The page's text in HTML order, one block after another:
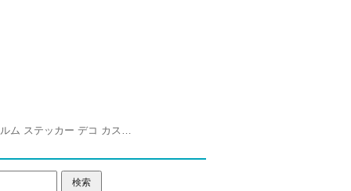
スイカ | Beats EP beatsep ヘッドフォン ヘッドホン 専用スキンシール ビーツ カバー ケース 保護 フィルム ステッカー デコ カスタマイズ オプション アクセサリー デザイン 014053 スイカ フラワー トロピカル